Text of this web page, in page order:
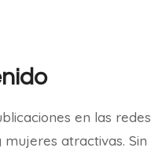
en las redes
atractivas. Sin